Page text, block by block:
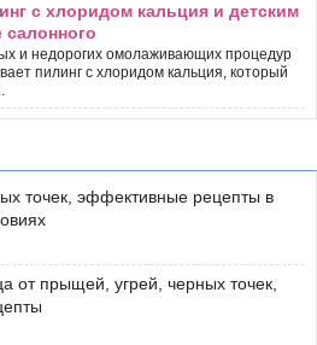
с хлоридом кальция и детским
и недорогих омолаживающих процедур
пилинг с хлоридом кальция, который
точек, эффективные рецепты в
от прыщей, угрей, черных точек,